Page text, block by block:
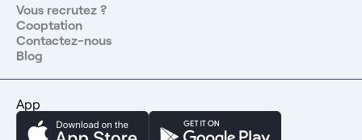
Vous recrutez ?
Cooptation
Contactez-nous
Blog
App